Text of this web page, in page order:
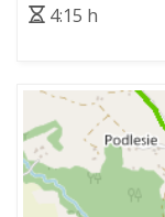
4:15 h